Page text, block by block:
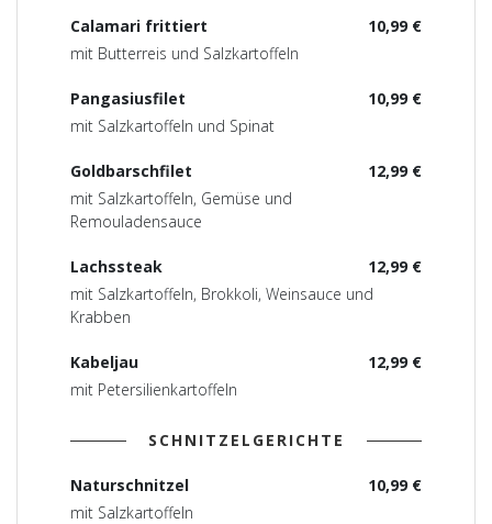
10,99 €
Calamari frittiert
mit Butterreis und Salzkartoffeln
10,99 €
Pangasiusfilet
mit Salzkartoffeln und Spinat
12,99 €
Goldbarschfilet
mit Salzkartoffeln, Gemüse und
Remouladensauce
12,99 €
Lachssteak
mit Salzkartoffeln, Brokkoli, Weinsauce und
Krabben
12,99 €
Kabeljau
mit Petersilienkartoffeln
SCHNITZELGERICHTE
10,99 €
Naturschnitzel
mit Salzkartoffeln